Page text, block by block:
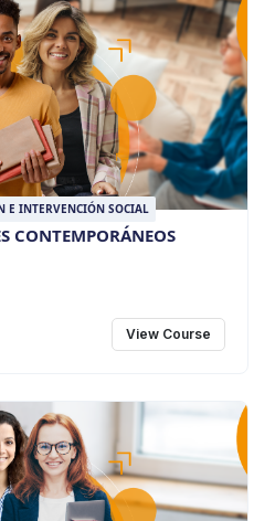
E INTERVENCIÓN SOCIAL
CONTEMPORÁNEOS
View Course